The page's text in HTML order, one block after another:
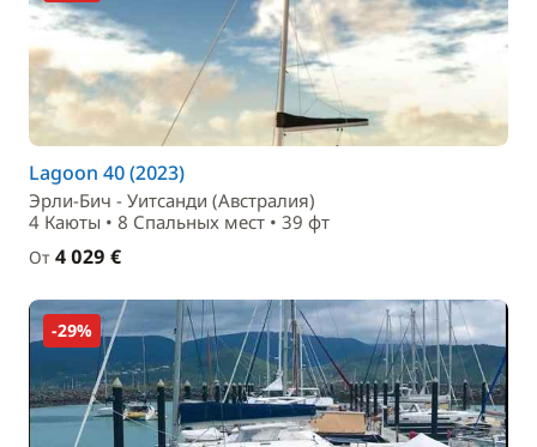
Lagoon 40 (2023)
Эрли-Бич - Уитсанди (Австралия)
4 Каюты • 8 Спальныx мест • 39 фт
От 4 029 €
-29%